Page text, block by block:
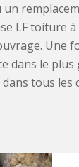
LF toiture
Une
dans le
dans tous